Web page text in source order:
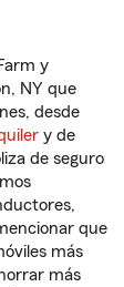
y
NY que
desde
y de
de seguro
que
más
más